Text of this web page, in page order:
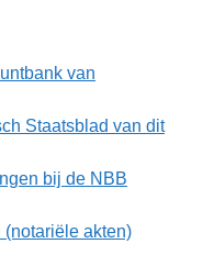
van
Staatsblad van dit
bij de NBB
akten)